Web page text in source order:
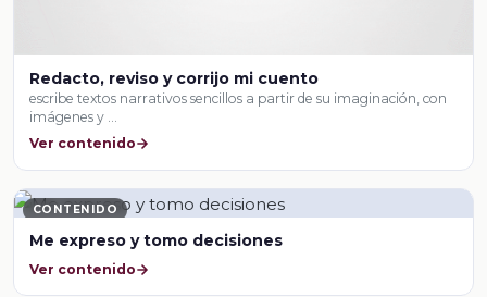
Redacto, reviso y corrijo mi cuento
escribe textos narrativos sencillos a partir de su imaginación, con
imágenes y …
Ver contenido
CONTENIDO
Me expreso y tomo decisiones
Ver contenido